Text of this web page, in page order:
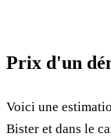
Prix d'un
Voici une
Bister et dans le